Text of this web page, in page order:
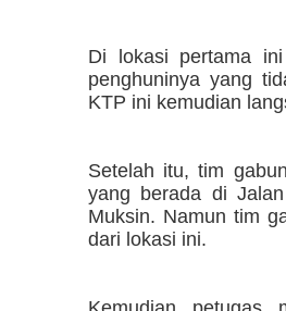
Di lokasi pertama
penghuninya yang
KTP ini kemudian
Setelah itu, tim
yang berada di
Muksin. Namun tim
dari lokasi ini.